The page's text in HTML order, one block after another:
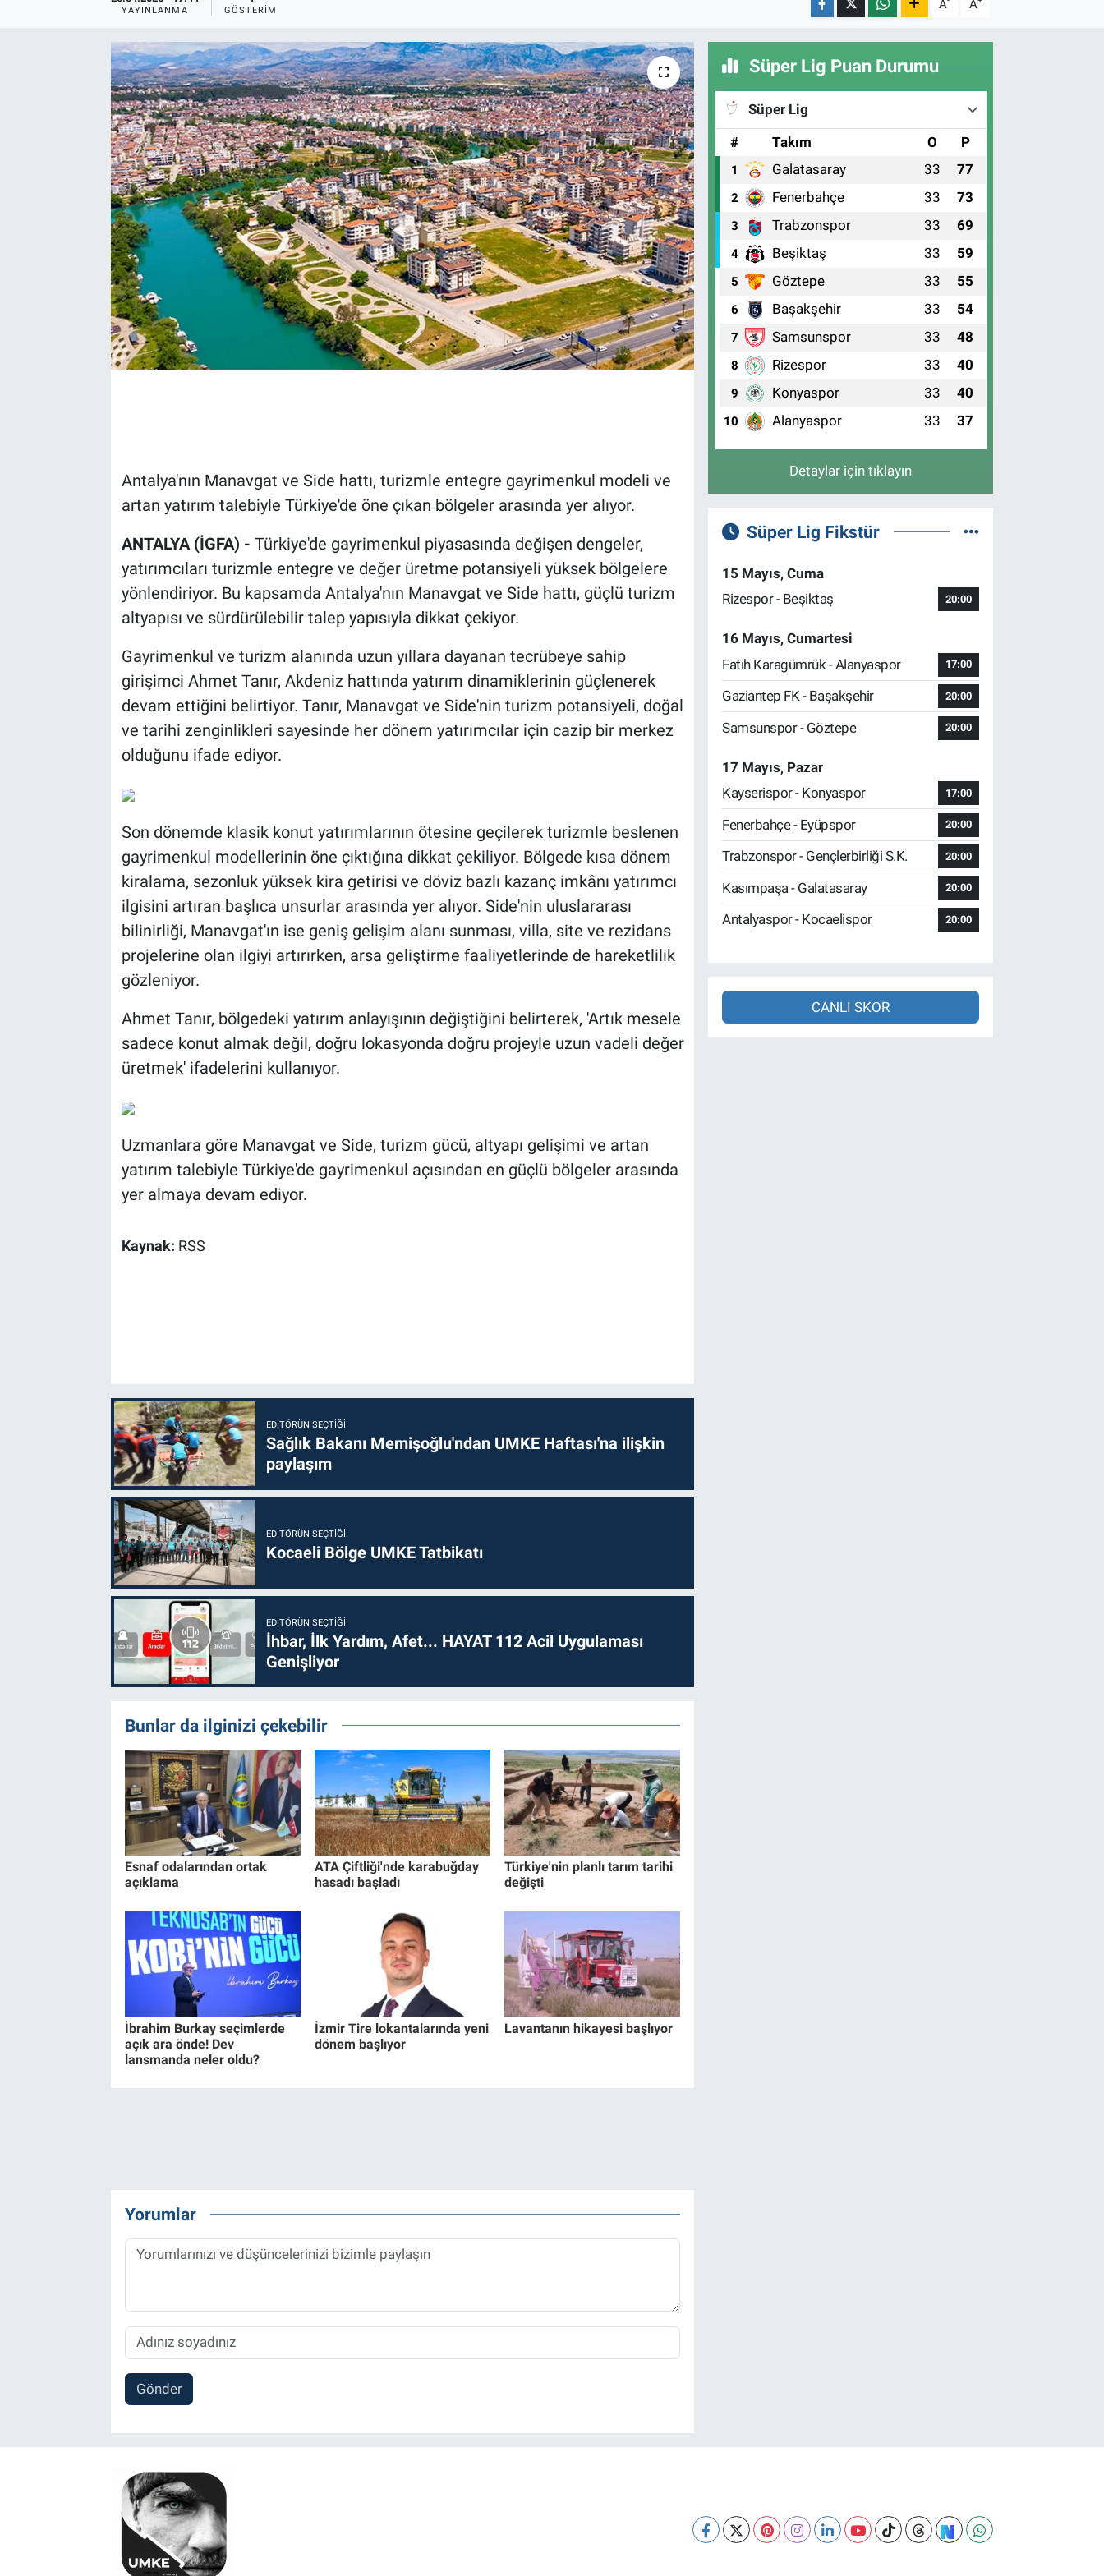
YAYINLANMA GÖSTERIM A A
Antalya'nın Manavgat ve Side hattı, turizmle entegre gayrimenkul modeli ve
artan yatırım talebiyle Türkiye'de öne çıkan bölgeler arasında yer alıyor.
ANTALYA (İGFA) - Türkiye'de gayrimenkul piyasasında değişen dengeler,
yatırımcıları turizmle entegre ve değer üretme potansiyeli yüksek bölgelere
yönlendiriyor. Bu kapsamda Antalya'nın Manavgat ve Side hattı, güçlü turizm
altyapısı ve sürdürülebilir talep yapısıyla dikkat çekiyor.
Gayrimenkul ve turizm alanında uzun yıllara dayanan tecrübeye sahip
girişimci Ahmet Tanır, Akdeniz hattında yatırım dinamiklerinin güçlenerek
devam ettiğini belirtiyor. Tanır, Manavgat ve Side'nin turizm potansiyeli, doğal
ve tarihi zenginlikleri sayesinde her dönem yatırımcılar için cazip bir merkez
olduğunu ifade ediyor.
Son dönemde klasik konut yatırımlarının ötesine geçilerek turizmle beslenen
gayrimenkul modellerinin öne çıktığına dikkat çekiliyor. Bölgede kısa dönem
kiralama, sezonluk yüksek kira getirisi ve döviz bazlı kazanç imkânı yatırımcı
ilgisini artıran başlıca unsurlar arasında yer alıyor. Side'nin uluslararası
bilinirliği, Manavgat'ın ise geniş gelişim alanı sunması, villa, site ve rezidans
projelerine olan ilgiyi artırırken, arsa geliştirme faaliyetlerinde de hareketlilik
gözleniyor.
Ahmet Tanır, bölgedeki yatırım anlayışının değiştiğini belirterek, 'Artık mesele
sadece konut almak değil, doğru lokasyonda doğru projeyle uzun vadeli değer
üretmek' ifadelerini kullanıyor.
Uzmanlara göre Manavgat ve Side, turizm gücü, altyapı gelişimi ve artan
yatırım talebiyle Türkiye'de gayrimenkul açısından en güçlü bölgeler arasında
yer almaya devam ediyor.
Kaynak: RSS
EDITÖRÜN SEÇTIĞI
Sağlık Bakanı Memişoğlu'ndan UMKE Haftası'na ilişkin
paylaşım
EDITÖRÜN SEÇTIĞI
Kocaeli Bölge UMKE Tatbikatı
EDITÖRÜN SEÇTIĞI
İhbar, İlk Yardım, Afet... HAYAT 112 Acil Uygulaması
Genişliyor
Bunlar da ilginizi çekebilir
Esnaf odalarından ortak
açıklama
ATA Çiftliği'nde karabuğday
hasadı başladı
Türkiye'nin planlı tarım tarihi
değişti
İbrahim Burkay seçimlerde
açık ara önde! Dev
lansmanda neler oldu?
İzmir Tire lokantalarında yeni
dönem başlıyor
Lavantanın hikayesi başlıyor
Yorumlar
Gönder
Süper Lig Puan Durumu
Süper Lig
#
Takım O P
1 Galatasaray 33 77
2 Fenerbahçe 33 73
3 Trabzonspor 33 69
4 Beşiktaş 33 59
5 Göztepe 33 55
6 Başakşehir 33 54
7 Samsunspor 33 48
8 Rizespor 33 40
9 Konyaspor 33 40
10 Alanyaspor 33 37
Detaylar için tıklayın
Süper Lig Fikstür
15 Mayıs, Cuma
Rizespor - Beşiktaş
20:00
16 Mayıs, Cumartesi
Fatih Karagümrük - Alanyaspor
17:00
Gaziantep FK - Başakşehir 20:00
Samsunspor - Göztepe 20:00
17 Mayıs, Pazar
Kayserispor - Konyaspor
17:00
Fenerbahçe - Eyüpspor 20:00
Trabzonspor - Gençlerbirliği S.K. 20:00
Kasımpaşa - Galatasaray 20:00
Antalyaspor - Kocaelispor 20:00
CANLI SKOR